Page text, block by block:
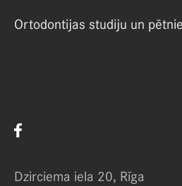
Ortodontijas studiju un
Dzirciema iela 20, Rīga